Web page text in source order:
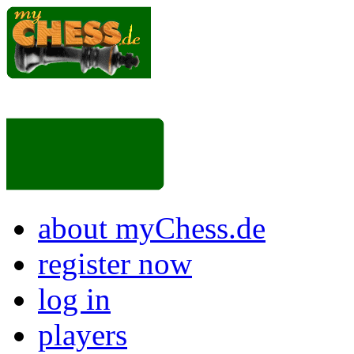
about myChess.de
register now
log in
players